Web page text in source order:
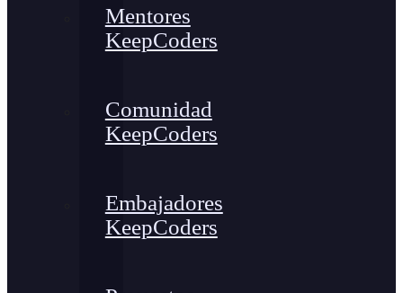
Mentores
KeepCoders
Comunidad
KeepCoders
Embajadores
KeepCoders